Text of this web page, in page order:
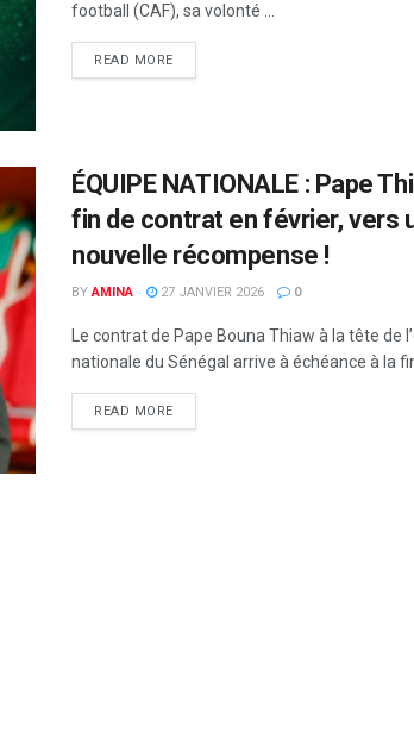
football (CAF), sa volonté ...
READ MORE
ÉQUIPE NATIONALE : Pape
fin de contrat en février, vers
nouvelle récompense !
BY AMINA 27 JANVIER 2026 0
Le contrat de Pape Bouna Thiaw à la tête de
nationale du Sénégal arrive à échéance à la
READ MORE